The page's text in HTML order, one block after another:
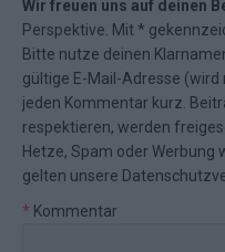
Wir freuen uns auf deinen
Perspektive. Mit *
Bitte nutze deinen
gültige E-Mail-Adresse
jeden Kommentar kurz.
respektieren, werden
Hetze, Spam oder
gelten unsere
* Kommentar